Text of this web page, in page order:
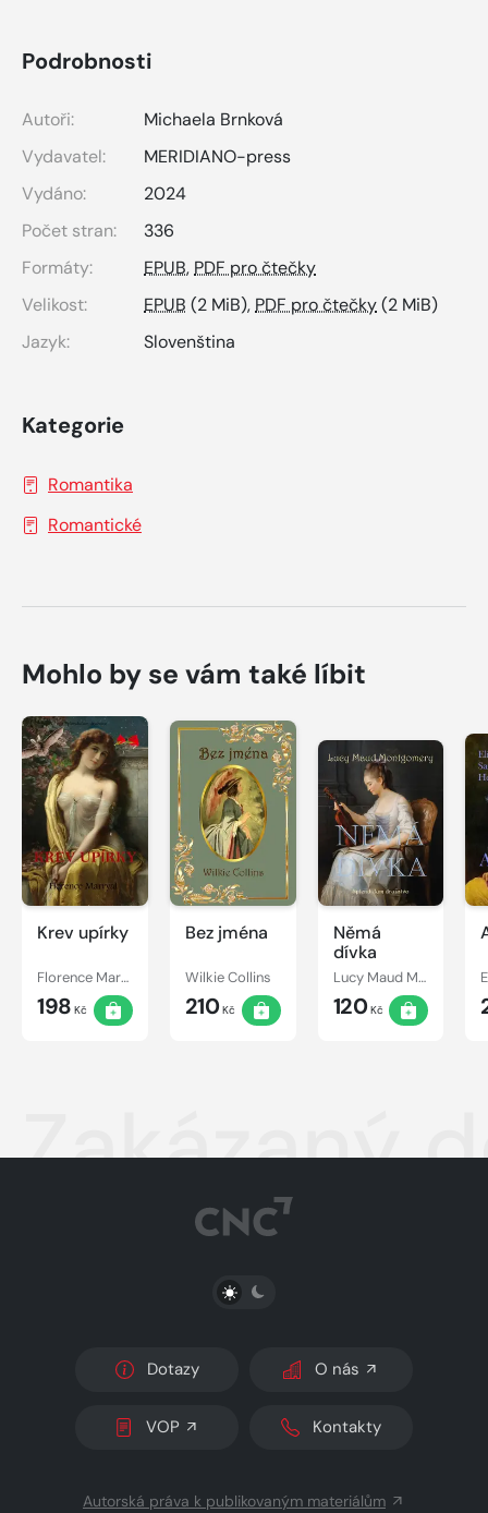
Podrobnosti
Autoři:
Michaela Brnková
Vydavatel:
MERIDIANO-press
Vydáno:
2024
Počet stran:
336
Formáty:
EPUB, PDF pro čtečky
Velikost:
EPUB (2 MiB), PDF pro čtečky(2 MiB)
Jazyk:
Slovenština
Kategorie
Romantika
Romantické
Mohlo by se vám také líbit
Krev upírky
Florence Marryat
198 Kč
Bez jména
Wilkie Collins
210Kč
Němá
dívka
Lucy Maud Montgomery
120Kč
Zakázaný
PŘEPNOUT SVĚTLÝ/TMAVÝ REŽIM
Dotazy O nás
VOP Kontakty
Autorská práva k publikovaným materiálům